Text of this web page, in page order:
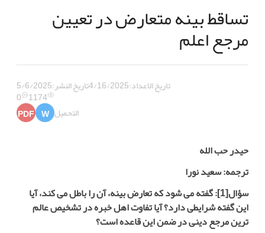
تساقط بینه متعارض در تعیین
مرجع اعلم
تاريخ الاعداد:4/16/2025تاريخ النشر:5/6/2025
1174
0
التحميل
PDF W
حیدر حب الله
ترجمه: سعید نورا
سؤال[1] : گفته می شود که تعارض بینه، آن را باطل می کند، آیا
این گفته شرایطی دارد؟ آیا تفاوت اهل خبره در تشخیص عالم
ترین مرجع دینی در ضمن این قاعده است؟